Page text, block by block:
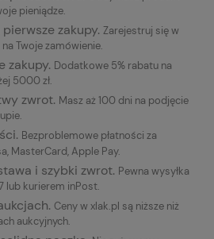
pieniądze.
zakupy. Zarejestruj się w
Twoje zamówienie.
zakupy. Dodatkowe 5% rabatu na
5000 zł.
zwrot. Masz aż 100 dni na podjęcie
. Bezproblemowe płatności za
MasterCard, Apple Pay.
i szybki zwrot. Pewna wysyłka
lub kurierem inPost.
Ceny w xlak.pl są niższe niż
aukcyjnych.